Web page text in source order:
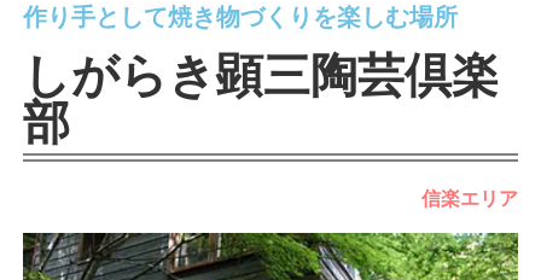
作り手として焼き物づくりを楽しむ場所
しがらき顕三陶芸倶楽
部
信楽エリア